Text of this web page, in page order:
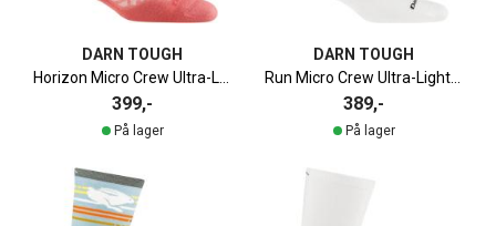
DARN TOUGH
Horizon Micro Crew Ultra-Lightweight Løpesokk Dame
399,-
På lager
DARN TOUGH
Run Micro Crew Ultra-Lightweight Løpesokk
389,-
På lager